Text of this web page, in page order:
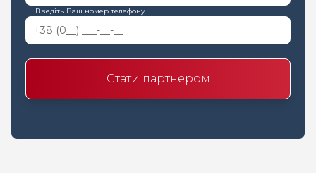
Введіть Ваш номер телефону
Стати партнером